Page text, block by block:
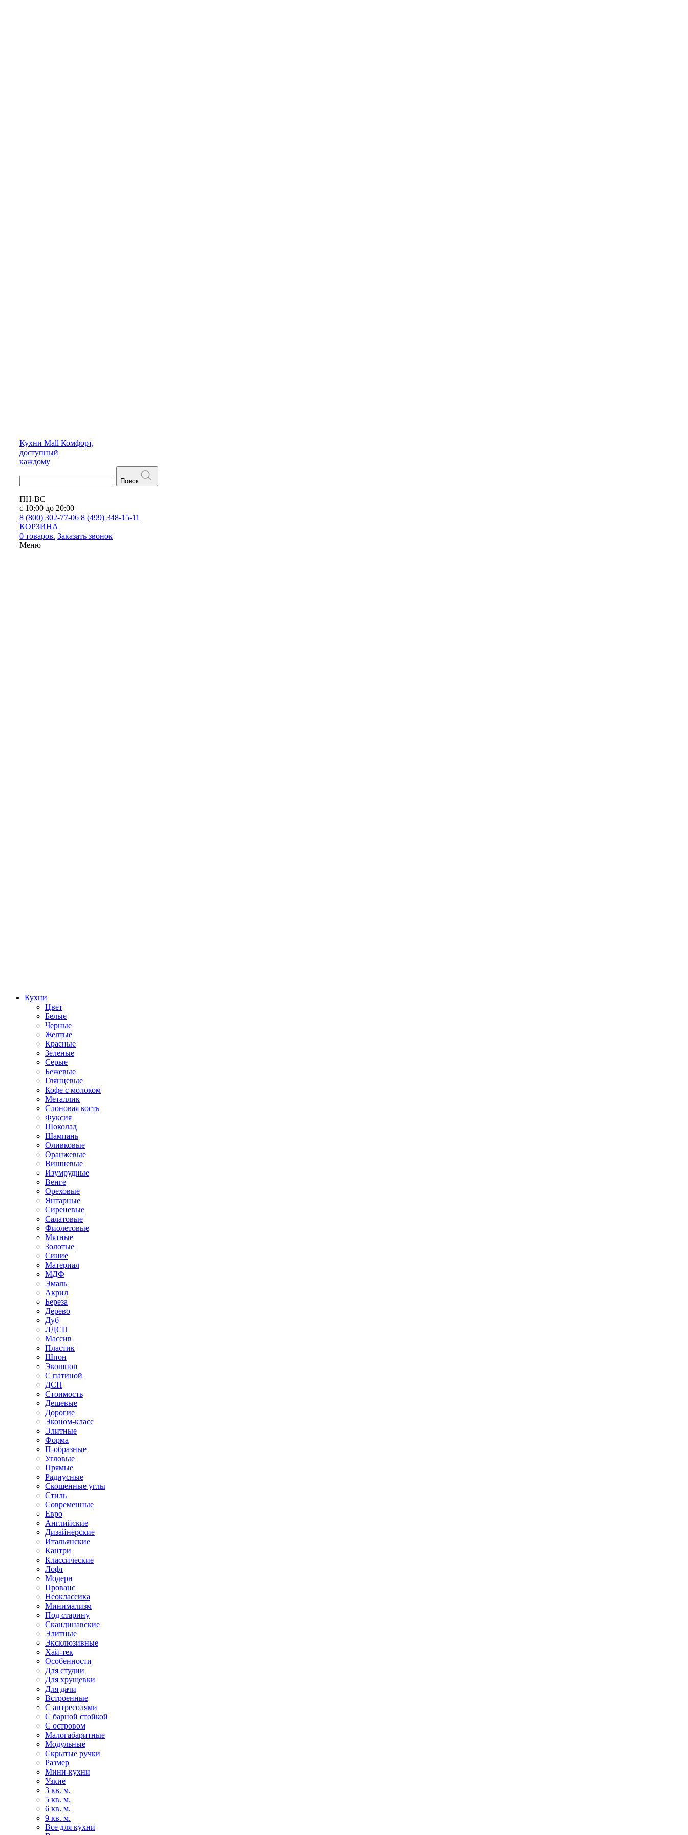
Кухни Mall Комфорт,
доступный
каждому
Поиск
ПН-ВС
с 10:00 до 20:00
8 (800) 302-77-06 8 (499) 348-15-11
КОРЗИНА
0 товаров. Заказать звонок
Меню
Кухни
Цвет
Белые
Черные
Желтые
Красные
Зеленые
Серые
Бежевые
Глянцевые
Кофе с молоком
Металлик
Слоновая кость
Фуксия
Шоколад
Шампань
Оливковые
Оранжевые
Вишневые
Изумрудные
Венге
Ореховые
Янтарные
Сиреневые
Салатовые
Фиолетовые
Мятные
Золотые
Синие
Материал
МДФ
Эмаль
Акрил
Береза
Дерево
Дуб
ЛДСП
Массив
Пластик
Шпон
Экошпон
С патиной
ДСП
Стоимость
Дешевые
Дорогие
Эконом-класс
Элитные
Форма
П-образные
Угловые
Прямые
Радиусные
Скошенные углы
Стиль
Современные
Евро
Английские
Дизайнерские
Итальянские
Кантри
Классические
Лофт
Модерн
Прованс
Неоклассика
Минимализм
Под старину
Скандинавские
Элитные
Эксклюзивные
Хай-тек
Особенности
Для студии
Для хрущевки
Для дачи
Встроенные
С антресолями
С барной стойкой
С островом
Малогабаритные
Модульные
Скрытые ручки
Размер
Мини-кухни
Узкие
3 кв. м.
5 кв. м.
6 кв. м.
9 кв. м.
Все для кухни